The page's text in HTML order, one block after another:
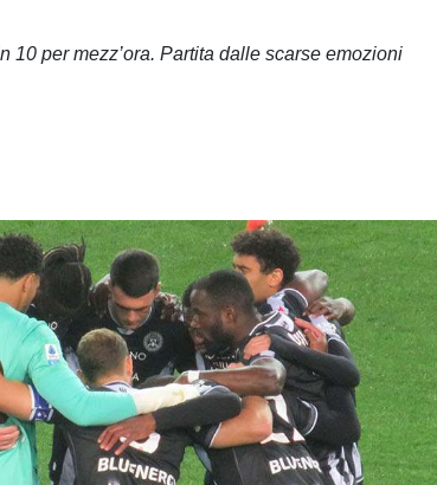
10 per mezz’ora. Partita dalle scarse emozioni